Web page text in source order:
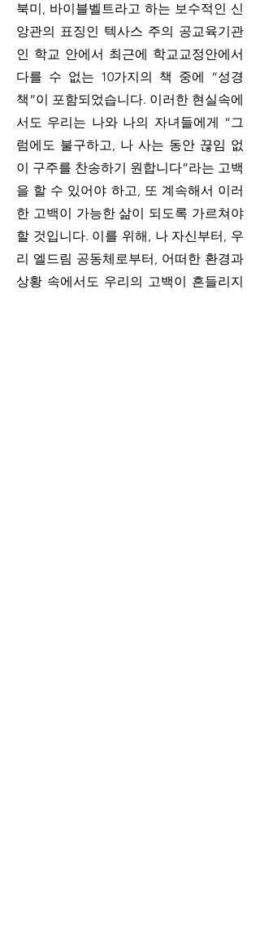
북미, 바이블벨트라고 하는 보수적인 신
앙관의 표징인 텍사스 주의 공교육기관
인 학교 안에서 최근에 학교교정안에서
다를 수 없는 10가지의 책 중에 “성경
책”이 포함되었습니다. 이러한 현실속에
서도 우리는 나와 나의 자녀들에게 “그
럼에도 불구하고, 나 사는 동안 끊임 없
이 구주를 찬송하기 원합니다”라는 고백
을 할 수 있어야 하고, 또 계속해서 이러
한 고백이 가능한 삶이 되도록 가르쳐야
할 것입니다. 이를 위해, 나 자신부터, 우
리 엘드림 공동체로부터, 어떠한 환경과
상황 속에서도 우리의 고백이 흔들리지